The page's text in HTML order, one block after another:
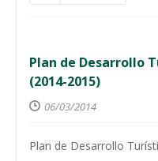
Plan de Desarrollo
(2014-2015)
06/03/2014
Plan de Desarrollo